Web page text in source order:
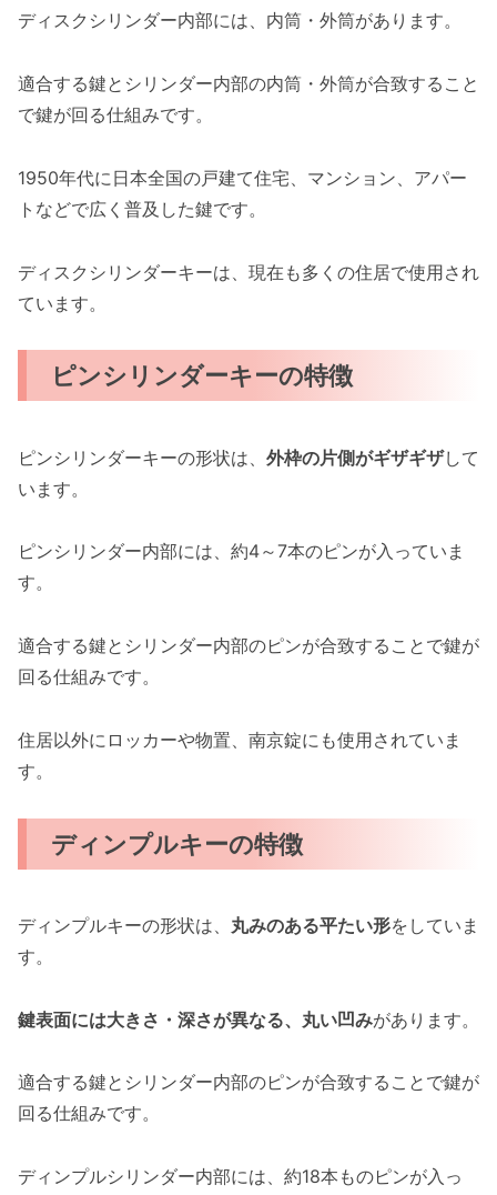
ディスクシリンダー内部には、内筒・外筒があります。
適合する鍵とシリンダー内部の内筒・外筒が合致すること
で鍵が回る仕組みです。
1950年代に日本全国の戸建て住宅、マンション、アパー
トなどで広く普及した鍵です。
ディスクシリンダーキーは、現在も多くの住居で使用され
ています。
ピンシリンダーキーの特徴
ピンシリンダーキーの形状は、 外枠の片側がギザギザして
います。
ピンシリンダー内部には、約4～7本のピンが入っていま
す。
適合する鍵とシリンダー内部のピンが合致することで鍵が
回る仕組みです。
住居以外にロッカーや物置、南京錠にも使用されていま
す。
ディンプルキーの特徴
ディンプルキーの形状は、 丸みのある平たい形をしていま
す。
鍵表面には大きさ・深さが異なる、丸い凹みがあります。
適合する鍵とシリンダー内部のピンが合致することで鍵が
回る仕組みです。
ディンプルシリンダー内部には、約18本ものピンが入っ